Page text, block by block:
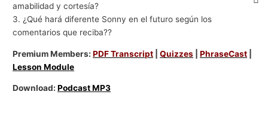
amabilidad y cortesía?
3. ¿Qué hará diferente Sonny en el futuro según los
comentarios que reciba??
Premium Members:PDF Transcript |Quizzes |PhraseCast
Lesson Module
Download:Podcast MP3